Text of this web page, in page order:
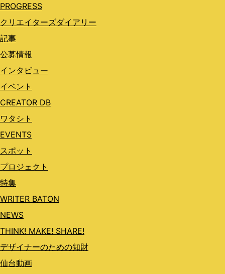
PROGRESS
クリエイターズダイアリー
記事
公募情報
インタビュー
イベント
CREATOR DB
ワタシト
EVENTS
スポット
プロジェクト
特集
WRITER BATON
NEWS
THINK! MAKE! SHARE!
デザイナーのための知財
仙台動画